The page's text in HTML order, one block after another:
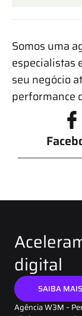
Somos uma
especialistas
seu negócio
performance
digital
SAIBA
Agência W3M –